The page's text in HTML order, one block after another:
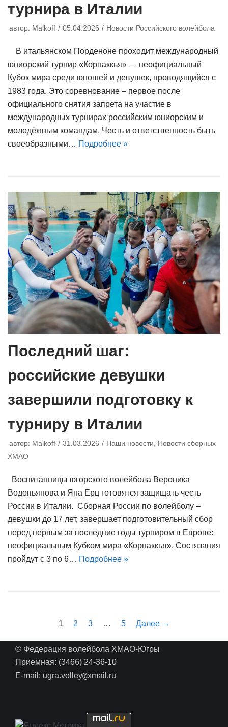
турнира в Италии
автор: Malkoff 05.04.2026 Новости Российского волейбола
В итальянском Порденоне проходит международный
юниорский турнир «Корнаккья» — неофициальный
Кубок мира среди юношей и девушек, проводящийся с
1983 года. Это соревнование – первое после
официального снятия запрета на участие в
международных турнирах российским юниорским и
молодёжным командам. Честь и ответственность быть
своеобразными… Подробнее »
Последний шаг:
российские девушки
завершили подготовку к
турниру в Италии
автор: Malkoff 31.03.2026 Наши новости, Новости сборных
ХМАО
Воспитанницы югорского волейбола Вероника
Водопьянова и Яна Ерц готовятся защищать честь
России в Италии. Сборная России по волейболу –
девушки до 17 лет, завершает подготовительный сбор
перед первым за последние годы турниром в Европе:
неофициальным Кубком мира «Корнаккья». Состязания
пройдут с 3 по 6… Подробнее »
1 2 3 … 5 Далее →
© Федерация волейбола ХМАО-Югры
Приемная: (3466) 24-36-10
E-mail: ugra.volley@xmail.ru